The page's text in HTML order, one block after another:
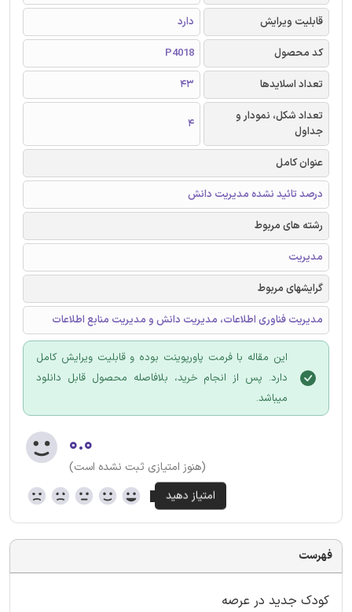
قابلیت ویرایش
دارد
کد محصول
P4018
تعداد اسلایدها
43
تعداد شکل، نمودار و
جداول
4
عنوان کامل
درصد تائید نشده مدیریت دانش
رشته های مربوط
مدیریت
گرایشهای مربوط
مدیریت فناوری اطلاعات، مدیریت دانش و مدیریت منابع اطلاعات
این مقاله با فرمت پاورپوینت بوده و قابلیت ویرایش کامل
دارد. پس از انجام خرید، بلافاصله محصول قابل دانلود
میباشد.
۰.۰
(هنوز امتیازی ثبت نشده است)
فهرست
کودک جدید در عرصه